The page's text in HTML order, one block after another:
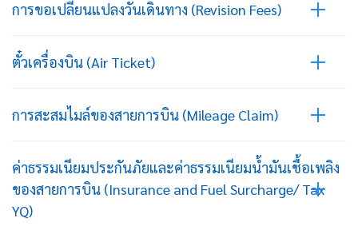
การขอเปลี่ยนแปลงวันเดินทาง (Revision Fees)
ตั๋วเครื่องบิน (Air Ticket)
การสะสมไมล์ของสายการบิน (Mileage Claim)
ค่าธรรมเนียมประกันภัยและค่าธรรมเนียมน้ำมันเชื้อเพลิง
ของสายการบิน (Insurance and Fuel Surcharge/ Tax
YQ)